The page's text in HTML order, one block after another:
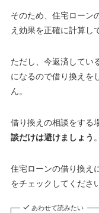
そのため、住宅ローン
え効果を正確に計算し
ただし、今返済してい
になるので借り換えを
ん。
借り換えの相談をする
談だけは避けましょう 。
住宅ローンの借り換え
をチェックしてくださ
あわせて読みたい